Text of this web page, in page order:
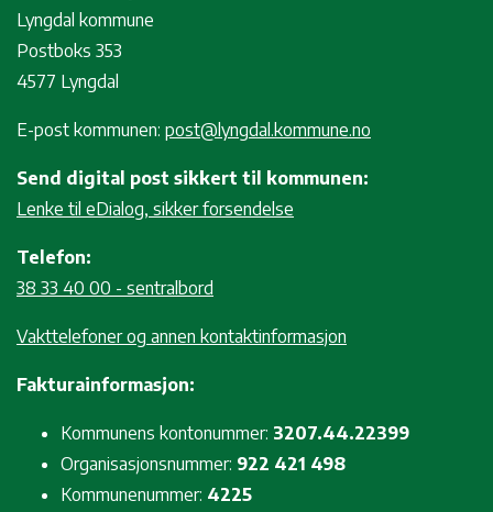
Lyngdal kommune
Postboks 353
4577 Lyngdal
E-post kommunen: post@lyngdal.kommune.no
Send digital post sikkert til kommunen:
Lenke til eDialog, sikker forsendelse
Telefon:
38 33 40 00 - sentralbord
Vakttelefoner og annen kontaktinformasjon
Fakturainformasjon:
Kommunens kontonummer: 3207.44.22399
Organisasjonsnummer: 922 421 498
Kommunenummer: 4225